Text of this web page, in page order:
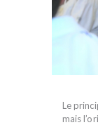
Le
mais